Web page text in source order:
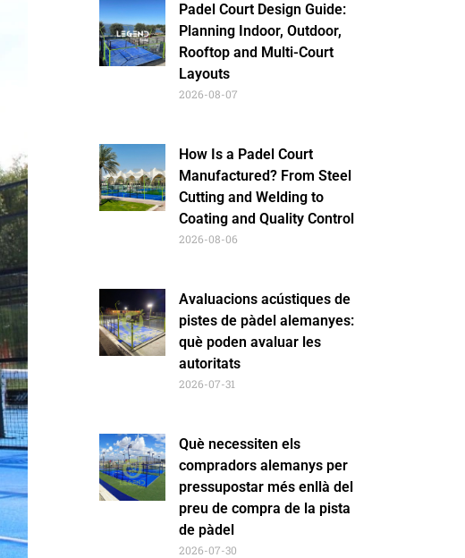
Padel Court Design Guide:
Planning Indoor, Outdoor,
Rooftop and Multi-Court
Layouts
2026-08-07
How Is a Padel Court
Manufactured? From Steel
Cutting and Welding to
Coating and Quality Control
2026-08-06
Avaluacions acústiques de
pistes de pàdel alemanyes:
què poden avaluar les
autoritats
2026-07-31
Què necessiten els
compradors alemanys per
pressupostar més enllà del
preu de compra de la pista
de pàdel
2026-07-30